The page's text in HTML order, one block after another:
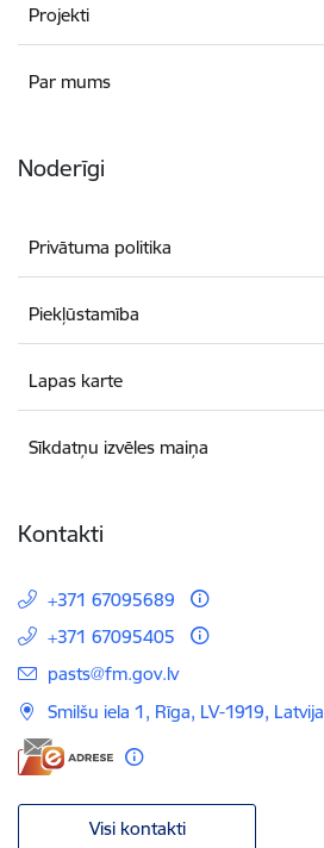
Projekti
Par mums
Noderīgi
Privātuma politika
Piekļūstamība
Lapas karte
Sīkdatņu izvēles maiņa
Kontakti
+371 67095689
+371 67095405
E-pasts:
pasts@fm.gov.lv
Smilšu iela 1, Rīga, LV-1919, Latvija
Visi kontakti